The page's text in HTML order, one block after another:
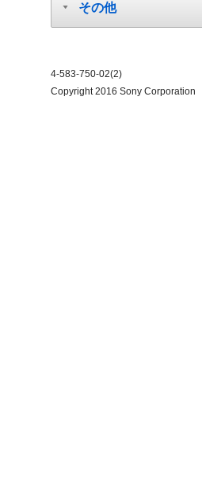
その他
4-583-750-02(2)
Copyright 2016 Sony Corporation